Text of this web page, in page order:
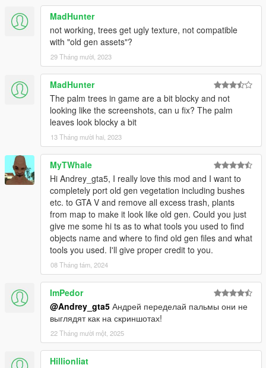
MadHunter
not working, trees get ugly texture, not compatible
with "old gen assets"?
29 Tháng mười, 2023
MadHunter
The palm trees in game are a bit blocky and not
looking like the screenshots, can u fix? The palm
leaves look blocky a bit
13 Tháng mười hai, 2023
MyTWhale
Hi Andrey_gta5, I really love this mod and I want to
completely port old gen vegetation including bushes
etc. to GTA V and remove all excess trash, plants
from map to make it look like old gen. Could you just
give me some hi ts as to what tools you used to find
objects name and where to find old gen files and what
tools you used. I'll give proper credit to you.
08 Tháng tám, 2024
ImPedor
@Andrey_gta5 Андрей переделай пальмы они не
выглядят как на скриншотах!
22 Tháng mười một, 2025
Hillionliat